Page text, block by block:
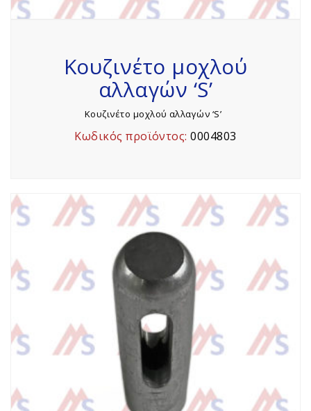
Κουζινέτο μοχλού
αλλαγών ‘S’
Κουζινέτο μοχλού αλλαγών ‘S’
Κωδικός προϊόντος:0004803